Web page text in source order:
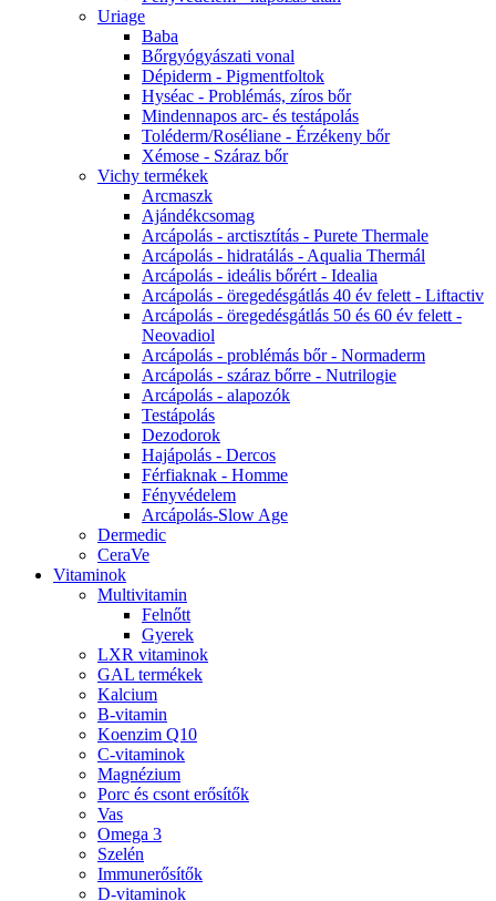
Uriage
Baba
Bőrgyógyászati vonal
Dépiderm - Pigmentfoltok
Hyséac - Problémás, zíros bőr
Mindennapos arc- és testápolás
Toléderm/Roséliane - Érzékeny bőr
Xémose - Száraz bőr
Vichy termékek
Arcmaszk
Ajándékcsomag
Arcápolás - arctisztítás - Purete Thermale
Arcápolás - hidratálás - Aqualia Thermál
Arcápolás - ideális bőrért - Idealia
Arcápolás - öregedésgátlás 40 év felett - Liftactiv
Arcápolás - öregedésgátlás 50 és 60 év felett -
Neovadiol
Arcápolás - problémás bőr - Normaderm
Arcápolás - száraz bőrre - Nutrilogie
Arcápolás - alapozók
Testápolás
Dezodorok
Hajápolás - Dercos
Férfiaknak - Homme
Fényvédelem
Arcápolás-Slow Age
Dermedic
CeraVe
Vitaminok
Multivitamin
Felnőtt
Gyerek
LXR vitaminok
GAL termékek
Kalcium
B-vitamin
Koenzim Q10
C-vitaminok
Magnézium
Porc és csont erősítők
Vas
Omega 3
Szelén
Immunerősítők
D-vitaminok